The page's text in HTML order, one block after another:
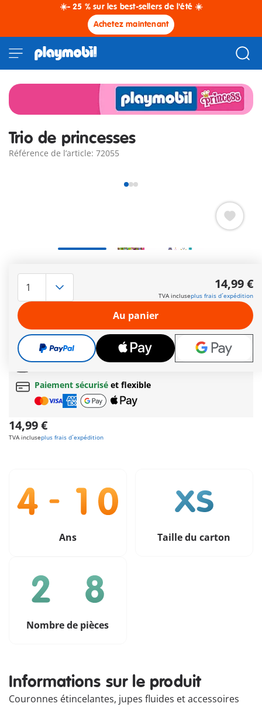
☀️- 25 % sur les best-sellers de l'été ☀️
Achetez maintenant
Trio de princesses
Référence de l’article: 72055
ensemble. Leurs robes, jupes et accessoires se combinent
facilement pour inventer de nouveaux styles et créer des
histoires imaginaires à l’infini. Idéal comme cadeau ou
complément à tous les sets de l'univers Princesse de
PLAYMOBIL.
Autres informations
Cadeauincroyable offert dès 35 € d’achat!
Livraison gratuitepour toute commande dès60 €
Paiement sécurisé et flexible
14,99 €
TVA incluseplus frais d´expédition
14,99 €
TVA incluseplus frais d´expédition
Au panier
Ans Taille du carton
Nombre de pièces
Informations sur le produit
Couronnes étincelantes, jupes fluides et accessoires